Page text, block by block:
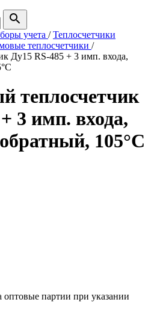
search
учета /Теплосчетчики
теплосчетчики /
Ду15 RS-485 + 3 имп. входа,
теплосчетчик
3 имп. входа,
105°C
оптовые партии при указании